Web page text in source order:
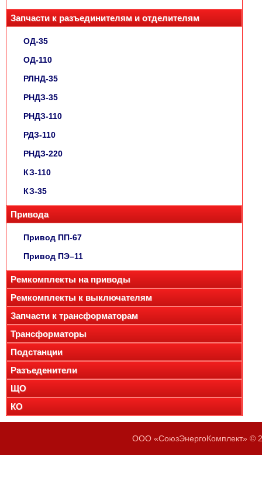
Запчасти к разъединителям и отделителям
ОД-35
ОД-110
РЛНД-35
РНДЗ-35
РНДЗ-110
РДЗ-110
РНДЗ-220
КЗ-110
КЗ-35
Привода
Привод ПП-67
Привод ПЭ–11
Ремкомплекты на приводы
Ремкомплекты к выключателям
Запчасти к трансформаторам
Трансформаторы
Подстанции
Разъеденители
ЩО
КО
ООО «СоюзЭнергоКомплект» ©